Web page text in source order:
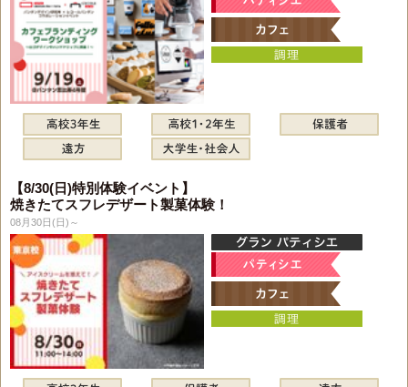
【8/30(日)特別体験イベント】
焼きたてスフレデザート製菓体験！
08月30日(日)～